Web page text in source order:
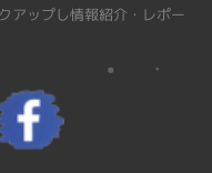
アップし情報紹介・レポー